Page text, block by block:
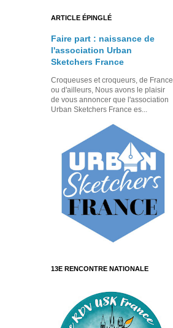
ARTICLE ÉPINGLÉ
Faire part : naissance de
l'association Urban
Sketchers France
Croqueuses et croqueurs, de France
ou d'ailleurs, Nous avons le plaisir
de vous annoncer que l'association
Urban Sketchers France es...
13E RENCONTRE NATIONALE